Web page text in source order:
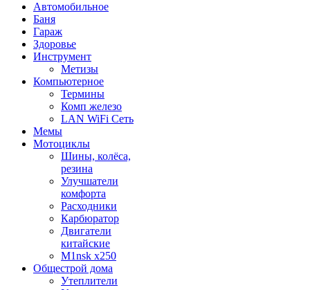
Автомобильное
Баня
Гараж
Здоровье
Инструмент
Метизы
Компьютерное
Термины
Комп железо
LAN WiFi Сеть
Мемы
Мотоциклы
Шины, колёса,
резина
Улучшатели
комфорта
Расходники
Карбюратор
Двигатели
китайские
M1nsk x250
Общестрой дома
Утеплители